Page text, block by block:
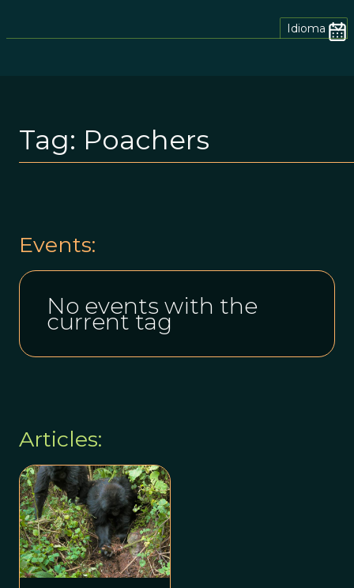
Idioma
Tag: Poachers
Events:
No events with the
current tag
Articles: